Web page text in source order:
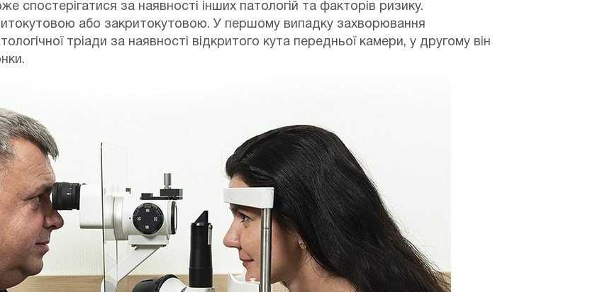
спостерігатися за наявності інших патологій та факторів ризику.
або закритокутовою. У першому випадку захворювання
тріади за наявності відкритого кута передньої камери, у другому він